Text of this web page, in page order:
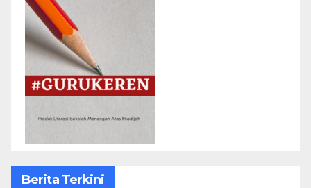
Berita Terkini